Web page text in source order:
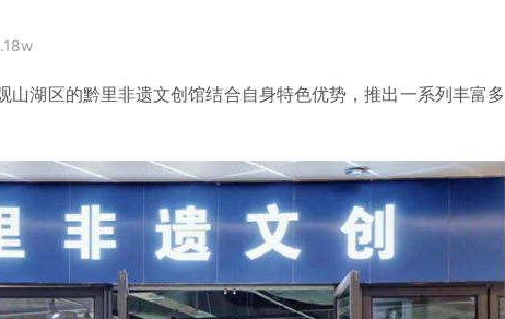
山湖区的黔里非遗文创馆结合自身特色优势，推出一系列丰富多